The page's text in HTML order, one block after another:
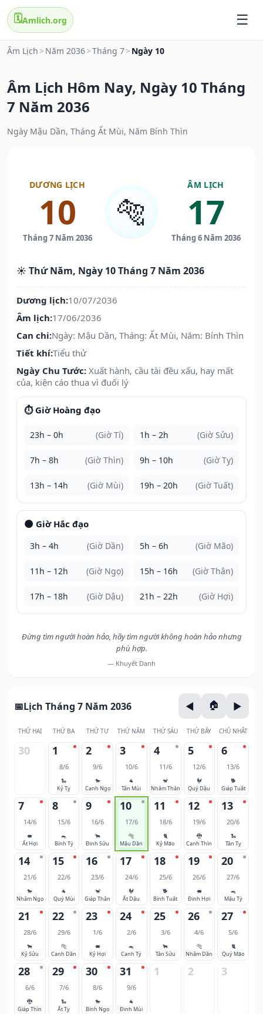
🗓️Amlich.org
Âm Lịch > Năm 2036>Tháng 7> Ngày 10
Âm Lịch Hôm Nay, Ngày 10 Tháng
7 Năm 2036
Ngày Mậu Dần, Tháng Ất Mùi, Năm Bính Thìn
DƯƠNG LỊCH
10
Tháng 7 Năm 2036
🐅
ÂM LỊCH
17
Tháng 6 Năm 2036
☀️ Thứ Năm, Ngày 10 Tháng 7 Năm 2036
Dương lịch:10/07/2036
Âm lịch:17/06/2036
Can chi:Ngày: Mậu Dần, Tháng: Ất Mùi, Năm: Bính Thìn
Tiết khí:Tiểu thử
Ngày Chu Tước: Xuất hành, cầu tài đều xấu, hay mất
của, kiện cáo thua vì đuối lý
⏱️ Giờ Hoàng đạo
23h – 0h (Giờ Tí) 1h – 2h (Giờ Sửu)
7h – 8h (Giờ Thìn) 9h – 10h (Giờ Tỵ)
13h – 14h (Giờ Mùi) 19h – 20h (Giờ Tuất)
🌑 Giờ Hắc đạo
3h – 4h (Giờ Dần) 5h – 6h (Giờ Mão)
11h – 12h (Giờ Ngọ) 15h – 16h (Giờ Thân)
17h – 18h (Giờ Dậu) 21h – 22h (Giờ Hợi)
Đừng tìm người hoàn hảo, hãy tìm người không hoàn hảo nhưng
phù hợp.
— Khuyết Danh
Lịch Tháng 7 Năm 2036
THỨ HAI THỨ BA THỨ TƯ THỨ NĂM THỨ SÁU THỨ BẢY CHỦ NHẬT
30 1
8/6
🐍
Kỷ Tỵ
2
9/6
🐎
Canh Ngọ
3
10/6
🐐
Tân Mùi
4
11/6
🐒
Nhâm Thân
5
12/6
🐓
Quý Dậu
6
13/6
🐕
Giáp Tuất
7
14/6
🐖
Ất Hợi
8
15/6
🐀
Bính Tý
9
16/6
🐂
Đinh Sửu
10
17/6
🐅
Mậu Dần
11
18/6
🐈
Kỷ Mão
12
19/6
🐉
Canh Thìn
13
20/6
🐍
Tân Tỵ
14
21/6
🐎
Nhâm Ngọ
15
22/6
🐐
Quý Mùi
16
23/6
🐒
Giáp Thân
17
24/6
🐓
Ất Dậu
18
25/6
🐕
Bính Tuất
19
26/6
🐖
Đinh Hợi
20
27/6
🐀
Mậu Tý
21
28/6
🐂
Kỷ Sửu
22
29/6
🐅
Canh Dần
23
1/6
🐖
Kỷ Hợi
24
2/6
🐀
Canh Tý
25
3/6
🐂
Tân Sửu
26
4/6
🐅
Nhâm Dần
27
5/6
🐈
Quý Mão
28
6/6
🐉
Giáp Thìn
29
7/6
🐍
Ất Tỵ
30
8/6
🐎
Bính Ngọ
31
9/6
🐐
Đinh Mùi
1 2 3